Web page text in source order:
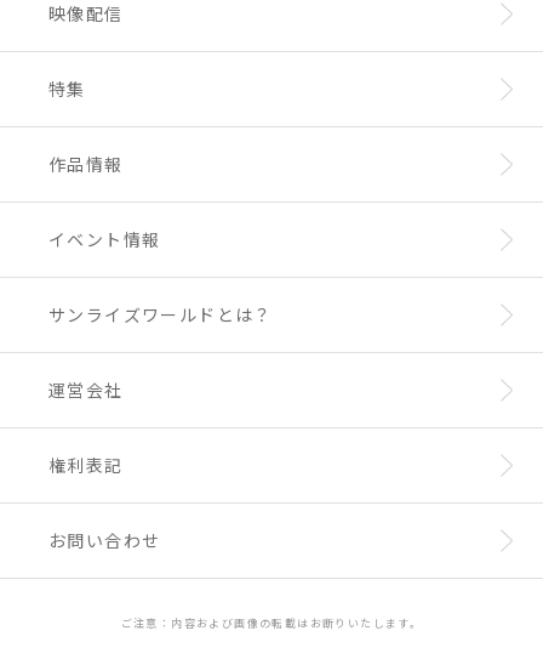
映像配信
特集
作品情報
イベント情報
サンライズワールドとは？
運営会社
権利表記
お問い合わせ
ご注意：内容および画像の転載はお断りいたします。